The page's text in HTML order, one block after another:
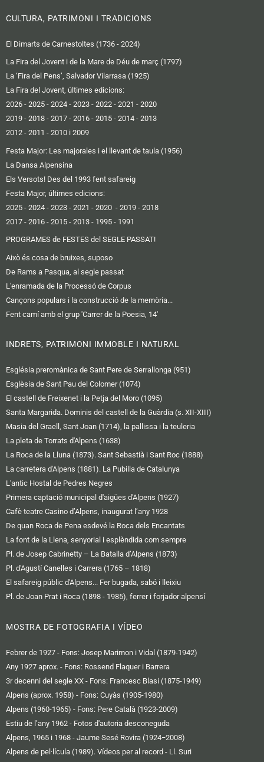
CULTURA, PATRIMONI I TRADICIONS
El Dimarts de Carnestoltes (1736 - 2024)
La Fira del Jovent i de la Mare de Déu de març (1797)
La ‘Fira del Pens’, Salvador Vilarrasa (1925)
La Fira del Jovent, últimes edicions:
2026 - 2025 - 2024 - 2023 - 2022 - 2021 - 2020
2019 - 2018 - 2017 - 2016 - 2015 - 2014 - 2013
2012 - 2011 - 2010 i 2009
Festa Major: Les majorales i el llevant de taula (1956)
La Dansa Alpensina
Els Versots! Des del 1993 fent safareig
Festa Major, últimes edicions:
2025 - 2024 - 2023 - 2021 - 2020 - 2019 - 2018
2017 - 2016 - 2015 - 2013 - 1995 - 1991
PROGRAMES de FESTES del SEGLE PASSAT!
Això és cosa de bruixes, suposo
De Rams a Pasqua, al segle passat
L'enramada de la Processó de Corpus
Cançons populars i la construcció de la memòria...
Fent camí amb el grup 'Carrer de la Poesia, 14'
INDRETS, PATRIMONI IMMOBLE I NATURAL
Església preromànica de Sant Pere de Serrallonga (951)
Esglèsia de Sant Pau del Colomer (1074)
El castell de Freixenet i la Petja del Moro (1095)
Santa Margarida. Dominis del castell de la Guàrdia (s. XII-XIII)
Masia del Graell, Sant Joan (1714), la pallissa i la teuleria
La pleta de Torrats d'Alpens (1638)
La Roca de la Lluna (1873). Sant Sebastià i Sant Roc (1888)
La carretera d'Alpens (1881). La Pubilla de Catalunya
L'antic Hostal de Pedres Negres
Primera captació municipal d'aigües d'Alpens (1927)
Cafè teatre Casino d’Alpens, inaugurat l’any 1928
De quan Roca de Pena esdevé la Roca dels Encantats
La font de la Llena, senyorial i esplèndida com sempre
Pl. de Josep Cabrinetty – La Batalla d’Alpens (1873)
Pl. d'Agustí Canelles i Carrera (1765 – 1818)
El safareig públic d'Alpens... Fer bugada, sabó i lleixiu
Pl. de Joan Prat i Roca (1898 - 1985), ferrer i forjador alpensí
MOSTRA DE FOTOGRAFIA I VÍDEO
Febrer de 1927 - Fons: Josep Marimon i Vidal (1879-1942)
Any 1927 aprox. - Fons: Rossend Flaquer i Barrera
3r decenni del segle XX - Fons: Francesc Blasi (1875-1949)
Alpens (aprox. 1958) - Fons: Cuyàs (1905-1980)
Alpens (1960-1965) - Fons: Pere Català (1923-2009)
Estiu de l’any 1962 - Fotos d'autoria desconeguda
Alpens, 1965 i 1968 - Jaume Sesé Rovira (1924−2008)
Alpens de pel·lícula (1989). Vídeos per al record - Ll. Suri